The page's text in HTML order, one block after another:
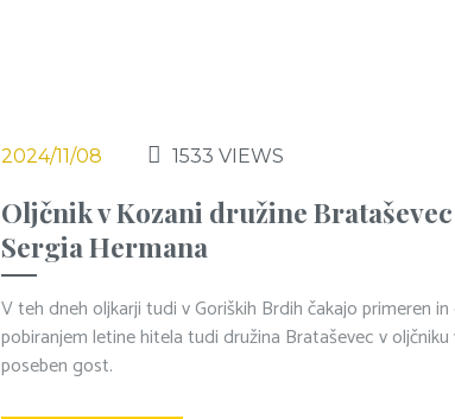
2024/11/08 1533 VIEWS
Oljčnik v Kozani družine
Sergia Hermana
V teh dneh oljkarji tudi v Goriških Brdih čakajo primeren
pobiranjem letine hitela tudi družina Brataševec v
poseben gost.